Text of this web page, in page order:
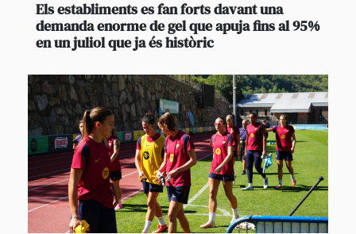
Els establiments es fan forts davant una
demanda enorme de gel que apuja fins al 95%
en un juliol que ja és històric